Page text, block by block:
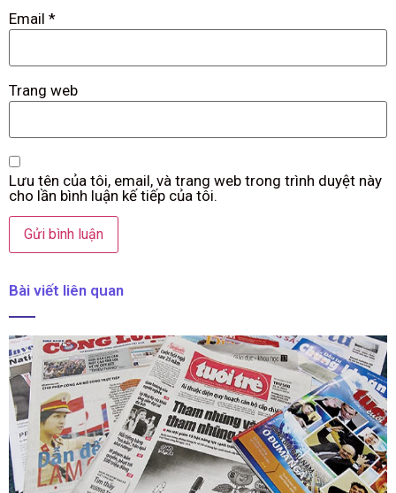
Email *
Trang web
Lưu tên của tôi, email, và trang web trong trình duyệt này
cho lần bình luận kế tiếp của tôi.
Bài viết liên quan